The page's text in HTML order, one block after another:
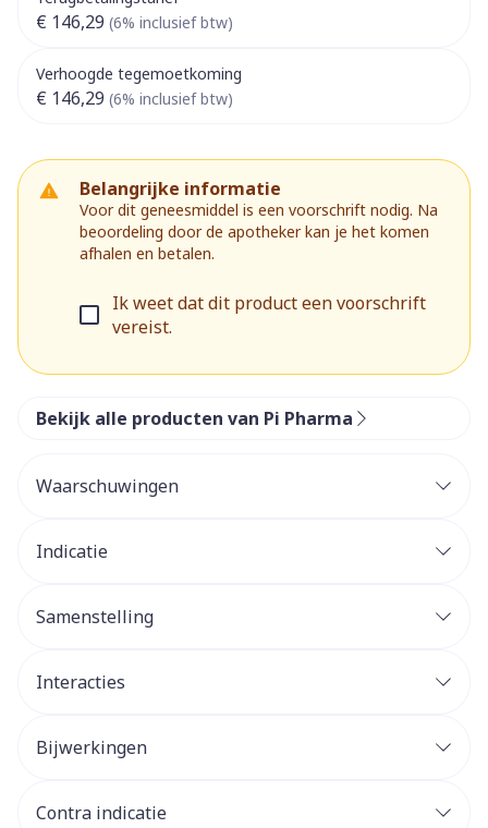
€ 146,29 (6% inclusief btw)
Verhoogde tegemoetkoming
€ 146,29 (6% inclusief btw)
Belangrijke informatie
Voor dit geneesmiddel is een voorschrift nodig. Na
beoordeling door de apotheker kan je het komen
afhalen en betalen.
Ik weet dat dit product een voorschrift
vereist.
Bekijk alle producten van Pi Pharma
Waarschuwingen
Indicatie
Samenstelling
Interacties
Bijwerkingen
Contra indicatie